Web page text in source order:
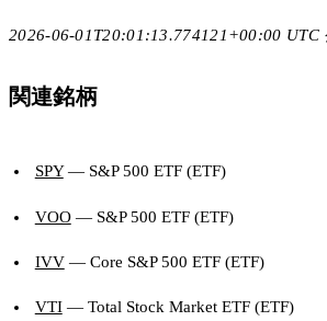
2026-06-01T20:01:13.774121+00:00 UTC
関連銘柄
SPY— S&P 500 ETF (ETF)
VOO— S&P 500 ETF (ETF)
IVV— Core S&P 500 ETF (ETF)
VTI— Total Stock Market ETF (ETF)